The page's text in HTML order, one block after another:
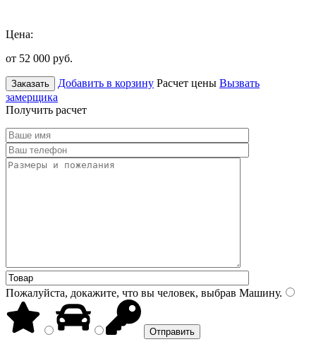
Цена:
от 52 000 руб.
Заказать Добавить в корзину Расчет цены Вызвать
замерщика
Получить расчет
Пожалуйста, докажите, что вы человек, выбрав Машину.